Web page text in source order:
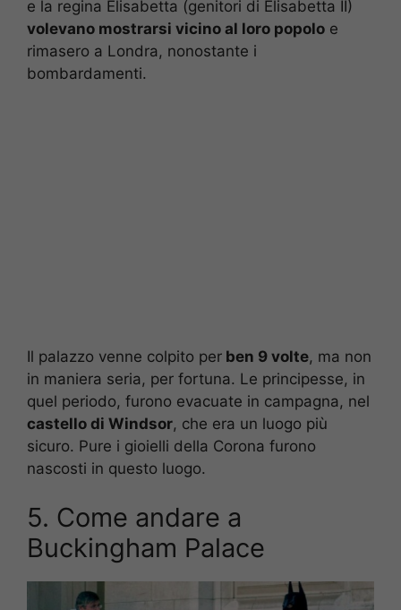
e la regina Elisabetta (genitori di Elisabetta II)
volevano mostrarsi vicino al loro popolo e
rimasero a Londra, nonostante i
bombardamenti.
Il palazzo venne colpito per ben 9 volte, ma non
in maniera seria, per fortuna. Le principesse, in
quel periodo, furono evacuate in campagna, nel
castello di Windsor, che era un luogo più
sicuro. Pure i gioielli della Corona furono
nascosti in questo luogo.
5. Come andare a
Buckingham Palace